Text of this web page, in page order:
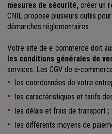
mesures de sécurité, créer un
CNIL propose plusieurs outils
démarches réglementaires.
Votre site de e-commerce doit
les conditions générales de
services. Les CGV de e-
les coordonnées de votre
les caractéristiques et tarifs
les délais et frais de transport ;
les différents moyens de